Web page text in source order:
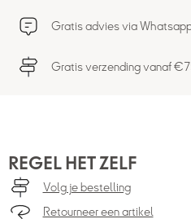
Gratis advies via
Gratis verzending vanaf
REGEL HET ZELF
Volg je bestelling
Retourneer een artikel